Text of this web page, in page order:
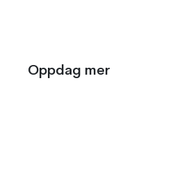
Oppdag mer